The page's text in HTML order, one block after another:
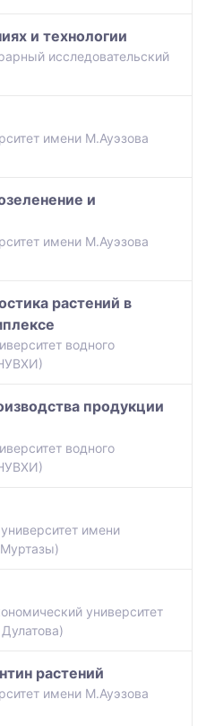
и технологии
исследовательский
имени М.Ауэзова
и
имени М.Ауэзова
растений в
водного
продукции
водного
имени
университет
растений
имени М.Ауэзова